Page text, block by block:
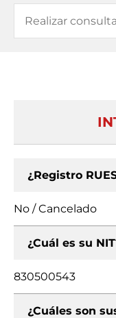
¿Registro
No / Cancelado
¿Cuál es su
830500543
¿Cuáles son